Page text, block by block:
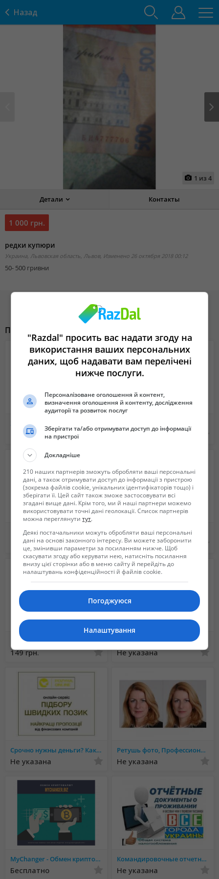
Назад
1 из 4
Детали Контакты
1 000 грн.
редки купюри
Украина, Львовская область, Львов, Изменено 26 октября 2018 00:12
50- 500 гривни
Похожие объявления
Не указана Не указана
100уе через 140 дней+77уе=177уе.
Бесплатно Бесплатно
Котлы отопления и радиаторы отопления от поставщика - ОПТ
149 грн. Не указана
Срочно нужны деньги? Как быть?! Где взять? Читай тут!
Не указана
Ретушь фото, Профессиональная обработка фото
Не указана
MyChanger - Обмен криптовалют по выгодным курсам. Покупка БЕЗ КОМИССИИ
Бесплатно
Командировочные отчетные документы кассовые чеки за проживание и проезд в любой город Украины купить
Не указана
"Razdal" просить вас надати згоду на
використання ваших персональних
даних, щоб надавати вам перелічені
нижче послуги.
Персоналізоване оголошення й контент,
визначення оголошення й контенту, дослідження
аудиторії та розвиток послуг
Зберігати та/або отримувати доступ до інформації
на пристрої
Докладніше
210 наших партнерів зможуть обробляти ваші персональні
дані, а також отримувати доступ до інформації з пристрою
(зокрема файлів cookie, унікальних ідентифікаторів тощо) і
зберігати її. Цей сайт також зможе застосовувати всі
згадані вище дані. Крім того, ми й наші партнери можемо
використовувати точні дані геолокації. Список партнерів
можна переглянутитут.
Деякі постачальники можуть обробляти ваші персональні
дані на основі законного інтересу. Ви можете заборонити
це, змінивши параметри за посиланням нижче. Щоб
скасувати згоду або керувати нею, натисніть посилання
внизу цієї сторінки або в меню сайту й перейдіть до
налаштувань конфіденційності й файлів cookie.
Погоджуюся
Налаштування